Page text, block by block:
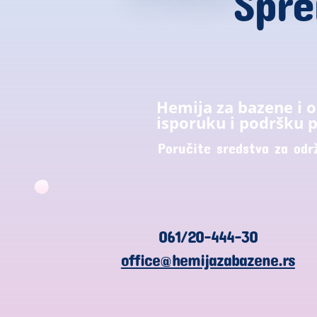
Hemija za bazene i
isporuku i podršku
Poručite sredstva za
061/20-444-30
office@hemijazabazene.rs